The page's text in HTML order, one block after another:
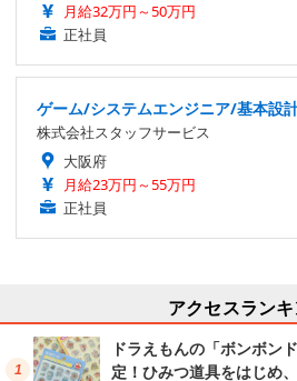
月給32万円～50万円
正社員
ゲーム/システムエンジニア/基本設
株式会社スタッフサービス
大阪府
月給23万円～55万円
正社員
アクセスラン
ドラえもんの「ボンボン
定！ひみつ道具をはじめ